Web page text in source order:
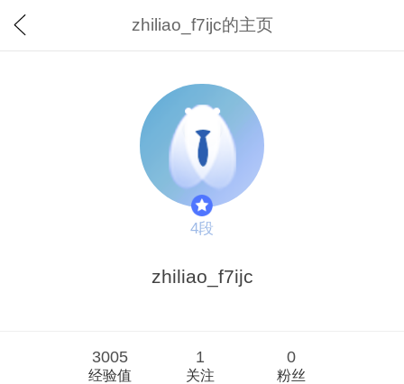
zhiliao_f7ijc的主页
4段
zhiliao_f7ijc
3005
经验值
1
关注
0
粉丝